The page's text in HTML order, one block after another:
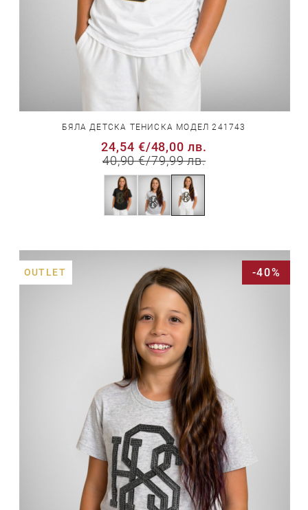
БЯЛА ДЕТСКА ТЕНИСКА МОДЕЛ 241743
24,54 €/48,00 лв.
40,90 €/79,99 лв.
OUTLET -40%